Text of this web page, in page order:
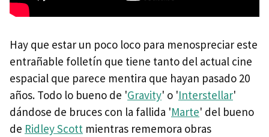
Hay que estar un poco loco para menospreciar este
entrañable folletín que tiene tanto del actual cine
espacial que parece mentira que hayan pasado 20
años. Todo lo bueno de 'Gravity' o 'Interstellar'
dándose de bruces con la fallida 'Marte' del bueno
de Ridley Scott mientras rememora obras